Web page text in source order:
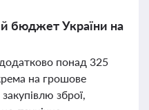
бюджет України на
понад 325
на грошове
зброї,